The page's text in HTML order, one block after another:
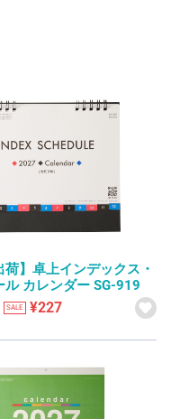
荷】卓上インデックス・
ル カレンダー SG-919
SALE ¥227